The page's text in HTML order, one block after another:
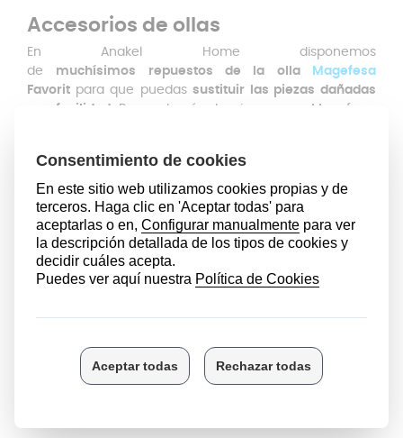
Accesorios de ollas
En Anakel Home disponemos
de muchísimos repuestos de la olla
Magefesa
Favorit para que puedassustituir las piezas dañadas
con facilidad. Pero además de piezas para Magefesa,
elementos de la olla rápida Magefesa Favorit u otras
marcas:
Asas laterales para un transporte seguro.
Junta de silicona para mantener la presión.
Mangos superiores e inferiores.
Válvula de seguridad.
en ponerte en contacto con nosotros. Nuestro equipo
Atención al cliente
te atenderán en la mayor
brevedad posible de manera 100% personalizada.